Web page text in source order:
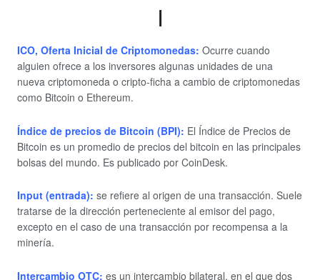
I
ICO, Oferta Inicial de Criptomonedas: Ocurre cuando
alguien ofrece a los inversores algunas unidades de una
nueva criptomoneda o cripto-ficha a cambio de criptomonedas
como Bitcoin o Ethereum.
Índice de precios de Bitcoin (BPI): El Índice de Precios de
Bitcoin es un promedio de precios del bitcoin en las principales
bolsas del mundo. Es publicado por CoinDesk.
Input (entrada): se refiere al origen de una transacción. Suele
tratarse de la dirección perteneciente al emisor del pago,
excepto en el caso de una transacción por recompensa a la
minería.
Intercambio OTC: es un intercambio bilateral, en el que dos